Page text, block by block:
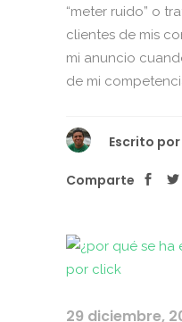
“meter ruido” o
clientes de mis
mi anuncio
de mi
Escrito por
Comparte
29 diciembre,